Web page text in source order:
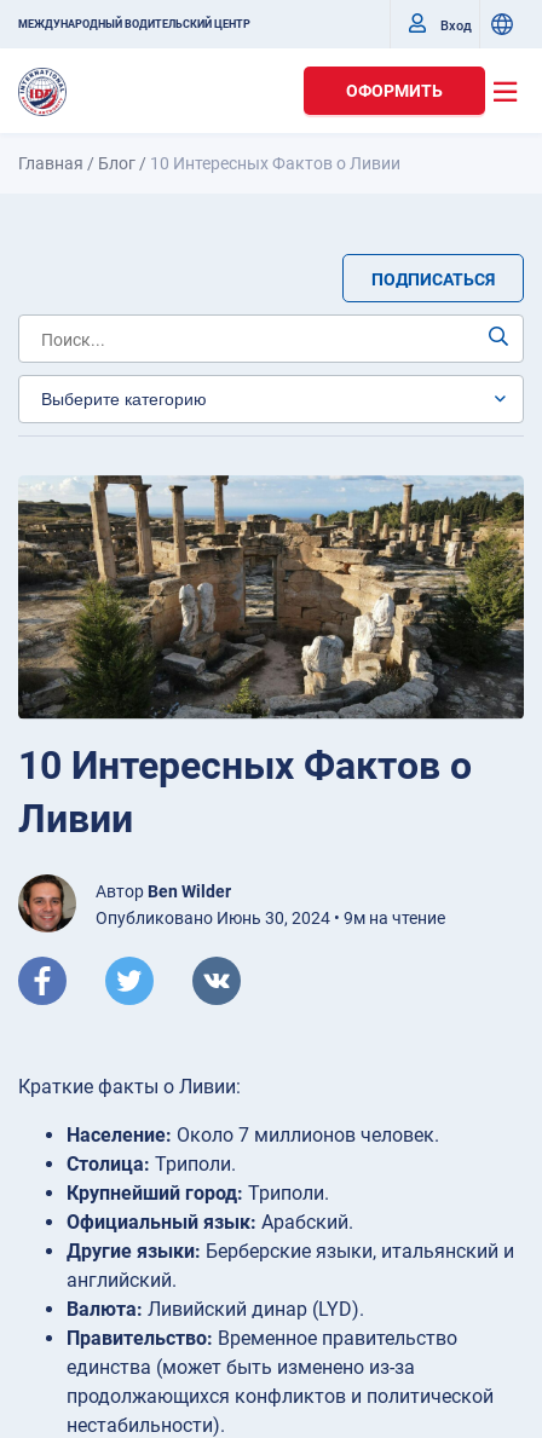
МЕЖДУНАРОДНЫЙ ВОДИТЕЛЬСКИЙ ЦЕНТР Вход
ОФОРМИТЬ
Главная / Блог / 10 Интересных Фактов о Ливии
ПОДПИСАТЬСЯ
10 Интересных Фактов о
Ливии
Автор Ben Wilder
Опубликовано Июнь 30, 2024 • 9м на чтение
Краткие факты о Ливии:
Население: Около 7 миллионов человек.
Столица: Триполи.
Крупнейший город: Триполи.
Официальный язык: Арабский.
Другие языки: Берберские языки, итальянский и
английский.
Валюта: Ливийский динар (LYD).
Правительство: Временное правительство
единства (может быть изменено из-за
продолжающихся конфликтов и политической
нестабильности).